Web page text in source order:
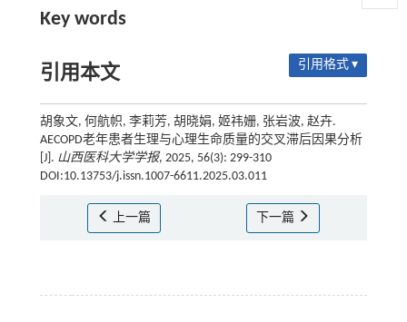
Key words
引用本文 引用格式 ▾
胡象文, 何航帜, 李莉芳, 胡晓娟, 姬祎姗, 张岩波, 赵卉.
AECOPD老年患者生理与心理生命质量的交叉滞后因果分析
[J]. 山西医科大学学报, 2025, 56(3): 299-310
DOI:10.13753/j.issn.1007-6611.2025.03.011
上一篇 下一篇